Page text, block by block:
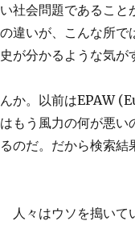
社会問題であるこ
違いが、こんな所
が分かるような気が
んか。以前は
もう風力の何が悪
のだ。だから検索
々はウソを搗いて